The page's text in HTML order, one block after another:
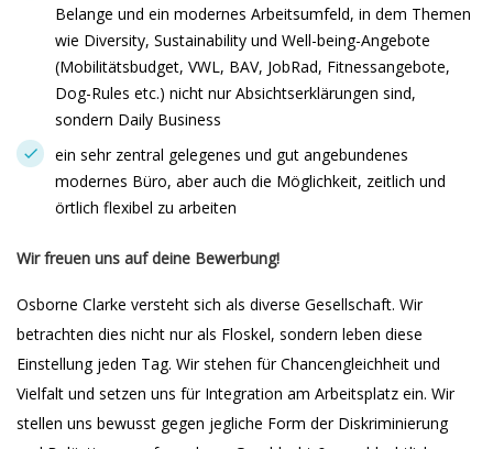
Belange und ein modernes Arbeitsumfeld, in dem Themen
wie Diversity, Sustainability und Well-being-Angebote
(Mobilitätsbudget, VWL, BAV, JobRad, Fitnessangebote,
Dog-Rules etc.) nicht nur Absichtserklärungen sind,
sondern Daily Business
ein sehr zentral gelegenes und gut angebundenes
modernes Büro, aber auch die Möglichkeit, zeitlich und
örtlich flexibel zu arbeiten
Wir freuen uns auf deine Bewerbung!
Osborne Clarke versteht sich als diverse Gesellschaft. Wir
betrachten dies nicht nur als Floskel, sondern leben diese
Einstellung jeden Tag. Wir stehen für Chancengleichheit und
Vielfalt und setzen uns für Integration am Arbeitsplatz ein. Wir
stellen uns bewusst gegen jegliche Form der Diskriminierung